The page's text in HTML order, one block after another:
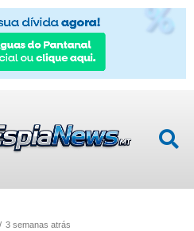
3 semanas atrás